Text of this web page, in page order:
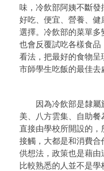
味，冷飲部阿姨不斷
好吃、便宜、營養、健
選擇。冷飲部的菜單多
也會反覆試吃各樣食
看法，把最好的食物呈
市師學生吃飯的最佳去
因為冷飲部是隸屬
美、八方雲集、自助
直接由學校所開設的
接觸，大都是和消費合
供想法，政策也是藉由
比較熟悉的人並不是